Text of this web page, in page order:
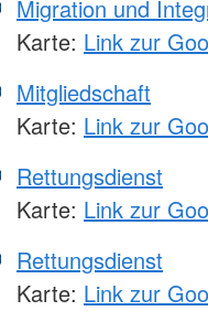
Migration und
Karte: Link zur
Mitgliedschaft
Karte: Link zur
Rettungsdienst
Karte: Link zur
Rettungsdienst
Karte: Link zur